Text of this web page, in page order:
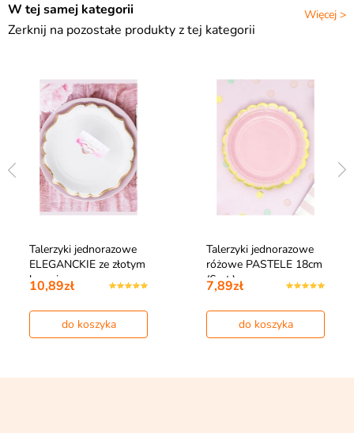
Więcej >
W tej samej kategorii
Zerknij na pozostałe produkty z tej kategorii
Talerzyki jednorazowe
ELEGANCKIE ze złotym
brzegie…
10,89zł
do koszyka
Talerzyki jednorazowe
różowe PASTELE 18cm
(6szt.)
7,89zł
do koszyka